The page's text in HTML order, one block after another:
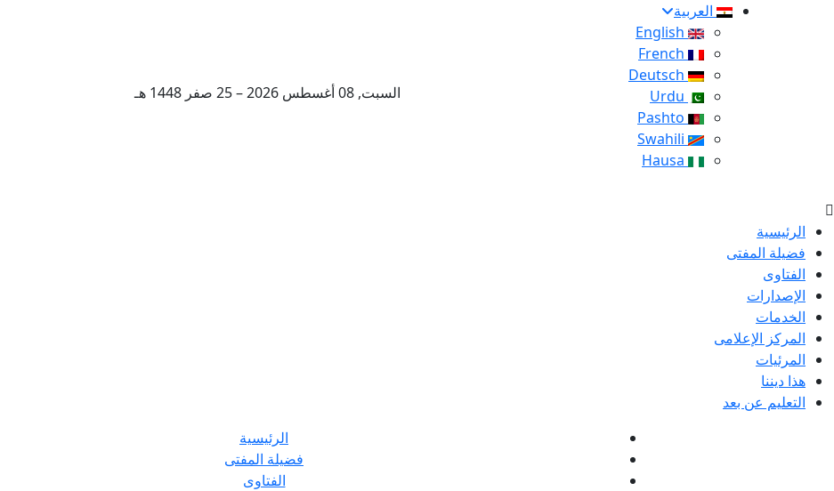
العربية
السبت, 08 أغسطس 2026 – 25 صفر 1448 هـ
الرئيسية
فضيلة المفتى
الفتاوى
الإصدارات
الخدمات
المركز الإعلامى
المرئيات
هذا ديننا
التعليم عن بعد
الرئيسية
فضيلة المفتى
الفتاوى